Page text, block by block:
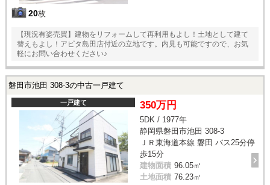
20枚
【現況有姿売買】建物をリフォームして再利用もよし！土地として建て
替えもよし！アピタ島田店付近の立地です。内見も可能ですので、お気
軽にお問い合わせください♪
磐田市池田 308-3の中古一戸建て
一戸建て 350万円
5DK / 1977年
静岡県磐田市池田 308-3
ＪＲ東海道本線 磐田 バス25分停
歩15分
建物面積 96.05㎡
土地面積 76.23㎡